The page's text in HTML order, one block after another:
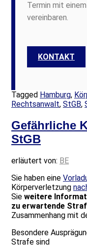
Termin mit
vereinbaren.
KONTAKT
Tagged Hamburg,
Rechtsanwalt, StGB,
Gefährliche
StGB
erläutert von: BE
Sie haben eine
Körperverletzung
Sie weitere
zu erwartende
Zusammenhang mit
Besondere
Strafe sind